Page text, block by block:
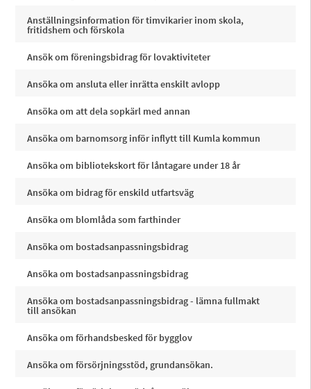
Anställningsinformation för timvikarier inom skola,
fritidshem och förskola
Ansök om föreningsbidrag för lovaktiviteter
Ansöka om ansluta eller inrätta enskilt avlopp
Ansöka om att dela sopkärl med annan
Ansöka om barnomsorg inför inflytt till Kumla kommun
Ansöka om bibliotekskort för låntagare under 18 år
Ansöka om bidrag för enskild utfartsväg
Ansöka om blomlåda som farthinder
Ansöka om bostadsanpassningsbidrag
Ansöka om bostadsanpassningsbidrag
Ansöka om bostadsanpassningsbidrag - lämna fullmakt
till ansökan
Ansöka om förhandsbesked för bygglov
Ansöka om försörjningsstöd, grundansökan.